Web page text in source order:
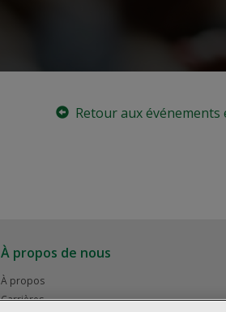
Retour aux événements
À propos de nous
À propos
Carrières